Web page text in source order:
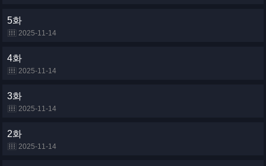
5화
2025-11-14
4화
2025-11-14
3화
2025-11-14
2화
2025-11-14